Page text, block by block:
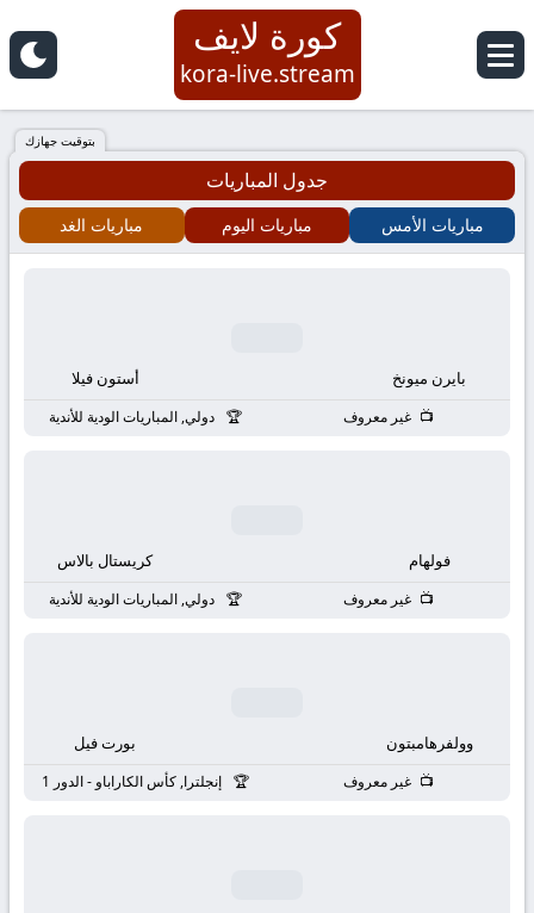
كورة
لايف
|
koora
مباريات
مباشر
live
كورة لايف
kora-live.stream
بتوقيت جهازك
جدول المباريات
مباريات الأمس مباريات اليوم مباريات الغد
بايرن ميونخ أستون فيلا
غير معروف دولي, المباريات الودية للأندية
فولهام كريستال بالاس
غير معروف دولي, المباريات الودية للأندية
وولفرهامبتون بورت فيل
غير معروف إنجلترا, كأس الكاراباو - الدور 1